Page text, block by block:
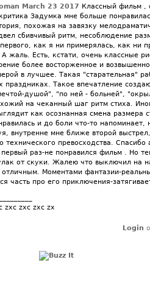
March 23 2017 Классный фильм ,
Задумка мне больше
похожая на завязку
сбивчивый ритм, несоблюдение
как я ни примерялась, как ни
жаль. Есть, кстати, очень классные
более восторженное и
в лучшее. Такая "старательная"
праздниках. Такое впечатление
душой", "по ней - больней",
на чеканный шаг ритм стиха.
как осознанная смена размера
и до боли что-то напоминает,
внутренне мне ближе второй
технического превосходства.
первый раз-не понравился фильм . Но
от скуки. Жалею что выключил на
отличным. Моментами фантазии-
часть про его приключения-
zxc zxc zxc zx
Login